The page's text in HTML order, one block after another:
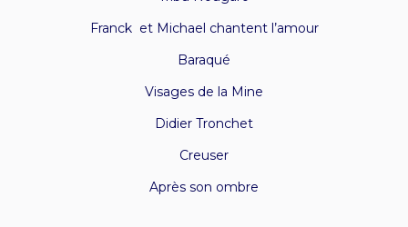
Franck et Michael chantent l’amour
Baraqué
Visages de la Mine
Didier Tronchet
Creuser
Après son ombre